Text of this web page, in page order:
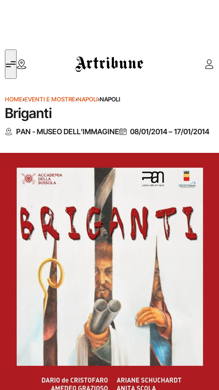
Artribune
HOME›EVENTI E MOSTRE›NAPOLI›NAPOLI
Briganti
PAN - MUSEO DELL’IMMAGINE 08/01/2014–17/01/2014